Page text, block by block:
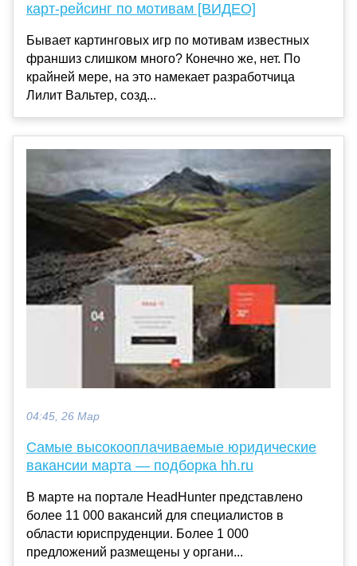
карт-рейсинг по мотивам [ВИДЕО]
Бывает картинговых игр по мотивам известных
франшиз слишком много? Конечно же, нет. По
крайней мере, на это намекает разработчица
Лилит Вальтер, созд...
04:45, 26 Мар
Самые высокооплачиваемые юридические
вакансии марта — подборка hh.ru
В марте на портале HeadHunter представлено
более 11 000 вакансий для специалистов в
области юриспруденции. Более 1 000
предложений размещены у органи...